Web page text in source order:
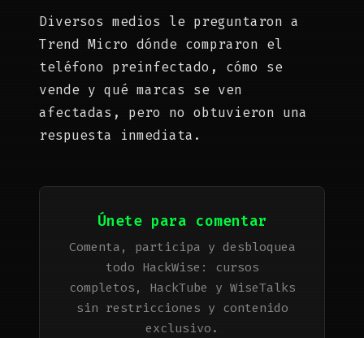
Diversos medios le preguntaron a
Trend Micro dónde compraron el
teléfono preinfectado, cómo se
vende y qué marcas se ven
afectadas, pero no obtuvieron una
respuesta inmediata.
Únete para comentar
Comenta, participa y desbloquea
todo HackWise: cursos
completos, HackTube y WiseTalks
sin restricciones y contenido
exclusivo.